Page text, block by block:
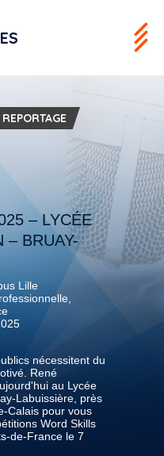
– LYCÉE
– BRUAY-
Lille
nécessitent du
René
au Lycée
Labuissière, près
Calais pour vous
Word Skills
de-France le 7